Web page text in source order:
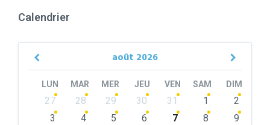
Calendrier
août 2026
Previous
LUN MAR MER JEU VEN SAM DIM
Skip
calendar
27 28 29 30 31 1
2
3
4 5 6 7 8
9